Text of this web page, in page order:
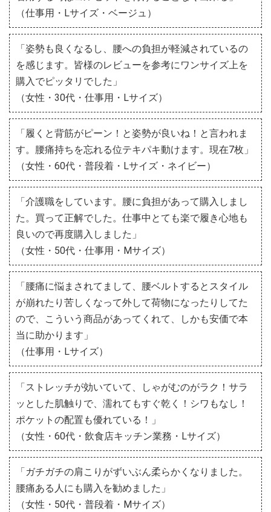
（仕事用・Lサイズ・ベージュ）
「姿勢も良くなるし、腰への負担が軽減されているの
を感じます。皆様のレビューを参考にワンサイズ上を
購入でピッタリでした」
（女性・30代・仕事用・Lサイズ）
「履くと背筋がピーン！と姿勢が良いね！と言われま
す。腰痛持ちを忘れる位テキパキ動けます。現在7枚」
（女性・60代・普段着・Lサイズ・ネイビー）
「介護職をしています。腰に負担があって購入しまし
た。買って正解でした。仕事中とても楽で履き心地も
良いので再度購入しました」
（女性・50代・仕事用・Mサイズ）
「腰痛に悩まされてまして、腰ベルトするとスタイル
が崩れたり苦しくなって外して荷物になったりしてた
ので、こういう商品があってくれて、しかも安価で本
当に助かります」
（仕事用・Lサイズ）
「ストレッチが効いていて、しゃがむのがラク！サラ
ッとした肌触りで、濡れてもすぐ乾く！シワもなし！
ポケットの配置も優れている！」
（女性・60代・飲食店キッチン業務・Lサイズ）
「ガチガチの肩こりがずいぶん柔らかくなりました。
腰痛ある人にも購入を勧めました」
（女性・50代・普段着・Mサイズ）